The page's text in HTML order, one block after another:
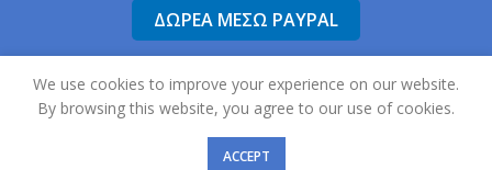
Σχεδιασμός & Ανάπτυξη:Χατζηκώστας Σωτήρης
We use cookies to improve your experience on our website.
By browsing this website, you agree to our use of cookies.
ACCEPT